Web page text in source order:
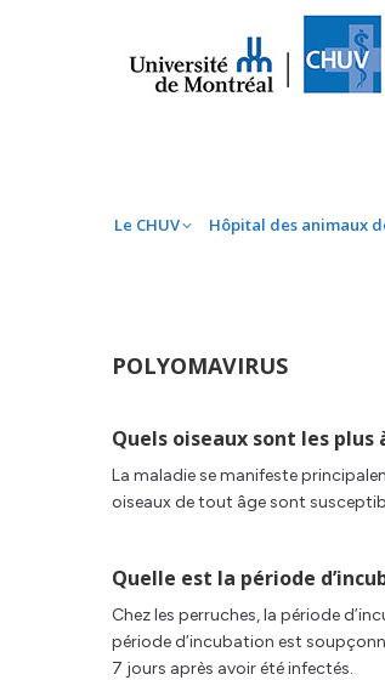
Le CHUV Hôpital des animaux
POLYOMAVIRUS
Quels oiseaux sont les plus
La maladie se manifeste
oiseaux de tout âge sont
Quelle est la période
Chez les perruches, la période
période d’incubation est
7 jours après avoir été infectés.
Le CHUV Hôpital des